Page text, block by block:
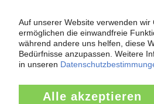
kunststoffpreise
styrol
insolvenzen
trinseo eps
titandioxid
kraussmaffei
polyurethan pe-hd